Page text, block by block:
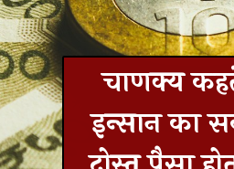
चाणक्य
इन्सान का